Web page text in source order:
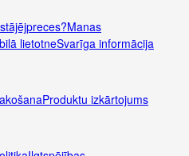
Manas
lietotneSvarīga informācija
Produktu izkārtojums